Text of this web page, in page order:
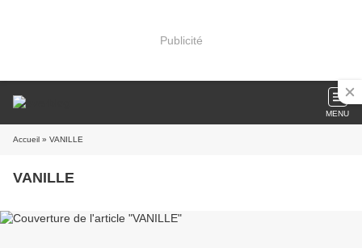
Publicité
MENU
Accueil » VANILLE
VANILLE